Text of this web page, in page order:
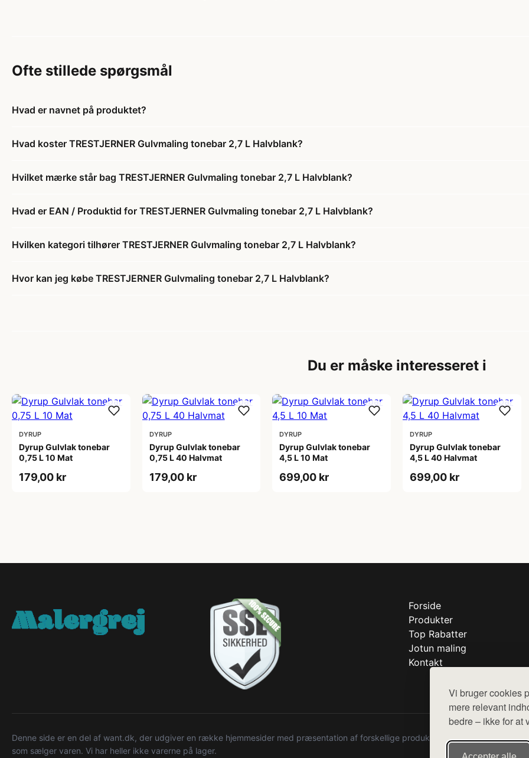
Vi bruger cookies
mere relevant
bedre – ikke for at
Ofte stillede spørgsmål
Hvad er navnet på produktet?
Hvad koster TRESTJERNER Gulvmaling tonebar 2,7 L Halvblank?
Hvilket mærke står bag TRESTJERNER Gulvmaling tonebar 2,7 L Halvblank?
Hvad er EAN / Produktid for TRESTJERNER Gulvmaling tonebar 2,7 L Halvblank?
Hvilken kategori tilhører TRESTJERNER Gulvmaling tonebar 2,7 L Halvblank?
Hvor kan jeg købe TRESTJERNER Gulvmaling tonebar 2,7 L Halvblank?
Du er måske interesseret i
DYRUP
Dyrup Gulvlak tonebar
0,75 L 10 Mat
179,00 kr
DYRUP
Dyrup Gulvlak tonebar
0,75 L 40 Halvmat
179,00 kr
DYRUP
Dyrup Gulvlak tonebar
4,5 L 10 Mat
699,00 kr
DYRUP
Dyrup Gulvlak tonebar
4,5 L 40 Halvmat
699,00 kr
Forside
Produkter
Top Rabatter
Jotun maling
Kontakt
Denne side er en del af want.dk, der udgiver en række hjemmesider med præsentation af forskellige produkter fra diverse
som sælger varen. Vi har heller ikke varerne på lager.